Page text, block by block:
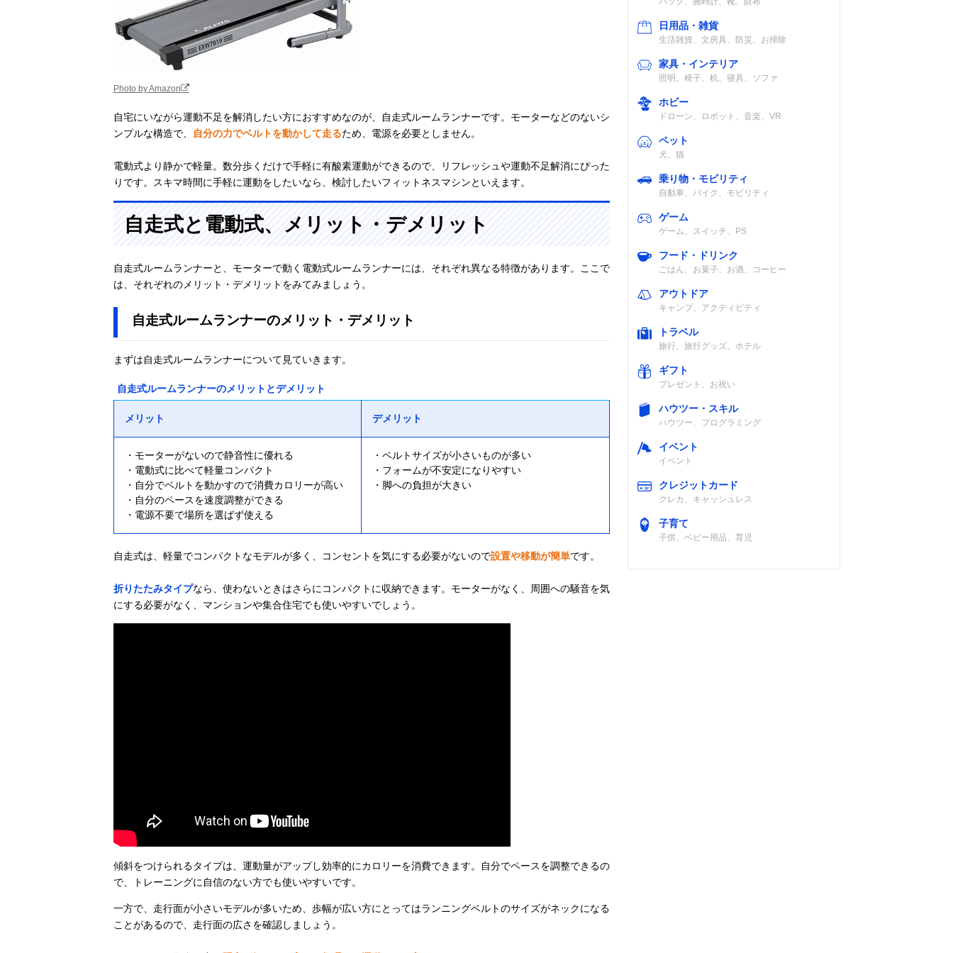
Photo by Amazon
自宅にいながら運動不足を解消したい方におすすめなのが、自走式ルームランナーです。モーターなどのないシ
ンプルな構造で、
自分の力でベルトを動かして走るため、電源を必要としません。
電動式より静かで軽量。数分歩くだけで手軽に有酸素運動ができるので、リフレッシュや運動不足解消にぴった
りです。スキマ時間に手軽に運動をしたいなら、検討したいフィットネスマシンといえます。
自走式と電動式、メリット・デメリット
自走式ルームランナーと、モーターで動く電動式ルームランナーには、それぞれ異なる特徴があります。ここで
は、それぞれのメリット・デメリットをみてみましょう。
自走式ルームランナーのメリット・デメリット
まずは自走式ルームランナーについて見ていきます。
自走式ルームランナーのメリットとデメリット
メリット デメリット
・モーターがないので静音性に優れる
・電動式に比べて軽量コンパクト
・自分でベルトを動かすので消費カロリーが高い
・自分のペースを速度調整ができる
・電源不要で場所を選ばず使える
・ベルトサイズが小さいものが多い
・フォームが不安定になりやすい
・脚への負担が大きい
自走式は、軽量でコンパクトなモデルが多く、コンセントを気にする必要がないので設置や移動が簡単です。
折りたたみタイプなら、使わないときはさらにコンパクトに収納できます。モーターがなく、周囲への騒音を気
にする必要がなく、マンションや集合住宅でも使いやすいでしょう。
傾斜をつけられるタイプは、運動量がアップし効率的にカロリーを消費できます。自分でペースを調整できるの
で、トレーニングに自信のない方でも使いやすいです。
一方で、走行面が小さいモデルが多いため、歩幅が広い方にとってはランニングベルトのサイズがネックになる
ことがあるので、走行面の広さを確認しましょう。
日用品・雑貨
生活雑貨、文房具、防災、お掃除
家具・インテリア
照明、椅子、机、寝具、ソファ
ホビー
ドローン、ロボット、音楽、VR
ペット
犬、猫
乗り物・モビリティ
自動車、バイク、モビリティ
ゲーム
ゲーム、スイッチ、PS
フード・ドリンク
ごはん、お菓子、お酒、コーヒー
アウトドア
キャンプ、アクティビティ
トラベル
旅行、旅行グッズ、ホテル
ギフト
プレゼント、お祝い
ハウツー・スキル
ハウツー、プログラミング
イベント
イベント
クレジットカード
クレカ、キャッシュレス
子育て
子供、ベビー用品、育児